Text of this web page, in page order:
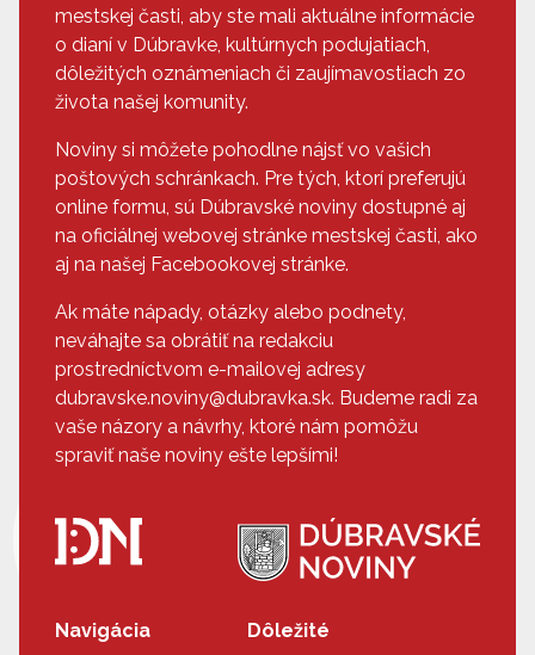
mestskej časti, aby ste mali aktuálne informácie
o dianí v Dúbravke, kultúrnych podujatiach,
dôležitých oznámeniach či zaujímavostiach zo
života našej komunity.
Noviny si môžete pohodlne nájsť vo vašich
poštových schránkach. Pre tých, ktorí preferujú
online formu, sú Dúbravské noviny dostupné aj
na oficiálnej webovej stránke mestskej časti, ako
aj na našej Facebookovej stránke.
Ak máte nápady, otázky alebo podnety,
neváhajte sa obrátiť na redakciu
prostredníctvom e-mailovej adresy
dubravske.noviny@dubravka.sk. Budeme radi za
vaše názory a návrhy, ktoré nám pomôžu
spraviť naše noviny ešte lepšími!
Navigácia Dôležité